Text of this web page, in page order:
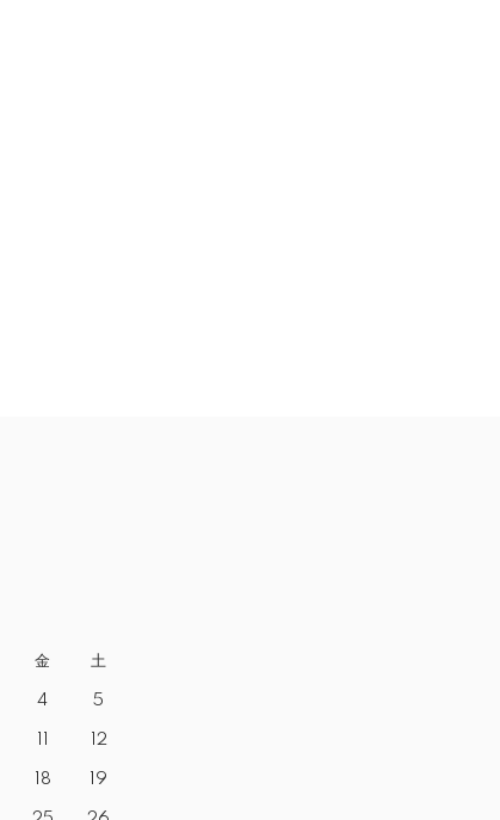
金 土
4 5
12
18 19